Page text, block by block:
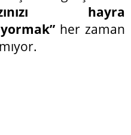
hayra
her zaman